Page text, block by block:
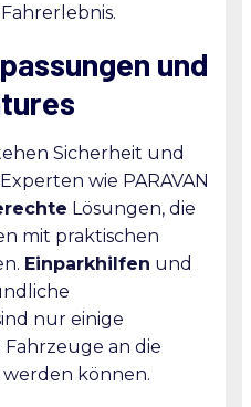
und
Sicherheit und
wie PARAVAN
Lösungen, die
mit praktischen
Einparkhilfen und
nur einige
Fahrzeuge an die
werden können.